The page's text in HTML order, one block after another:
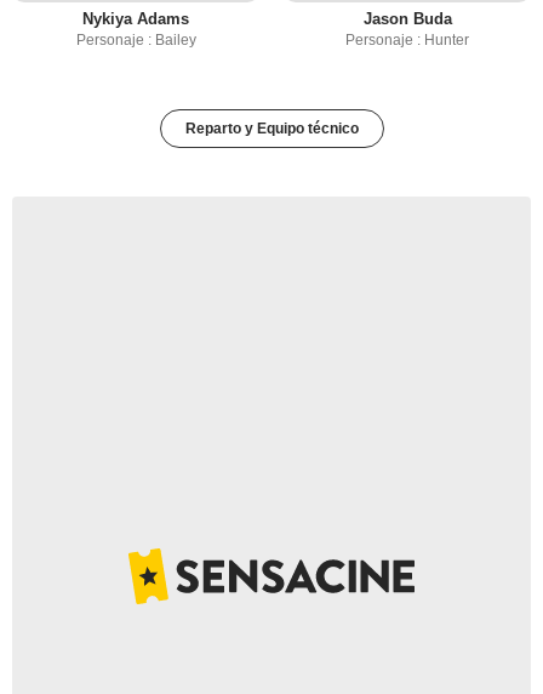
Nykiya Adams
Personaje : Bailey
Jason Buda
Personaje : Hunter
Reparto y Equipo técnico